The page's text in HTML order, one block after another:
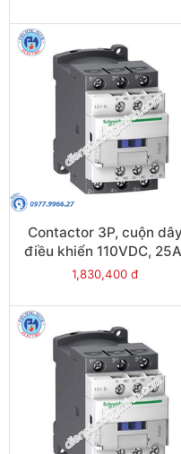
Contactor 3P, cuộn dây
điều khiển 110VDC,
1N/O, 1N/C - Model
1,830,400 đ